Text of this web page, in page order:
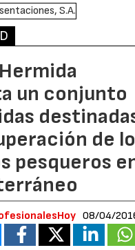
un conjunto
de
pesqueros
08/04/